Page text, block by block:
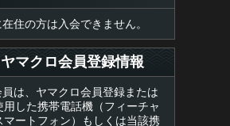
住の方は入会できません。
マクロ会員登録情報
は、ヤマクロ会員登録または
用した携帯電話機（フィーチャ
マートフォン）もしくは当該携